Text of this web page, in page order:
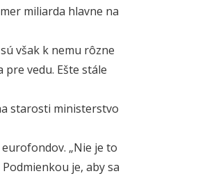
miliarda hlavne na
však k nemu rôzne
vedu. Ešte stále
starosti ministerstvo
„Nie je to
je, aby sa